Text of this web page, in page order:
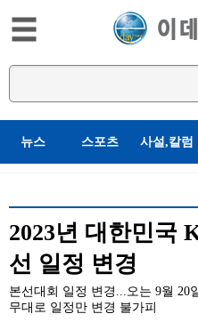
뉴스 스포츠 사설,칼럼
2023년 대한민국
선 일정 변경
본선대회 일정 변경...오는 9월 20
무대로 일정만 변경 불가피